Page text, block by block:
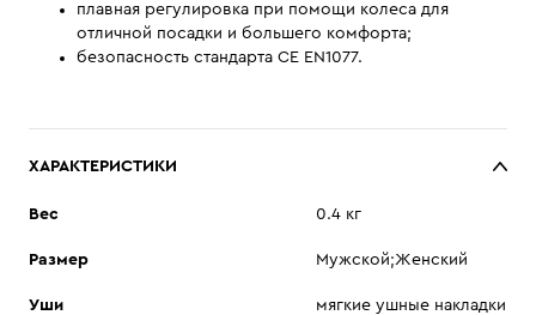
плавная регулировка при помощи колеса для
отличной посадки и большего комфорта;
безопасность стандарта CE EN1077.
ХАРАКТЕРИСТИКИ
Вес 0.4 кг
Размер Мужской;Женский
Уши мягкие ушные накладки